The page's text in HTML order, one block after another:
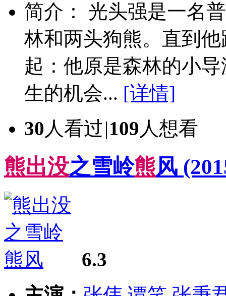
简介： 光头强是一名
林和两头狗熊。直到
起：他原是森林的小
生的机会... [详情]
30 人看过|109 人想看
熊出没之雪岭熊风
6.3